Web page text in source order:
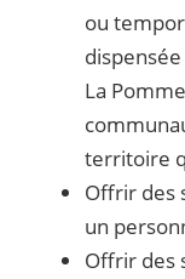
ou
La
territoire
Offrir des
un
Offrir des